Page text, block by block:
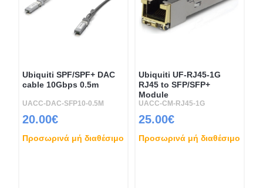
Ubiquiti SPF/SPF+ DAC
cable 10Gbps 0.5m
UACC-DAC-SFP10-0.5M
20.00€
Προσωρινά μή διαθέσιμο
Ubiquiti UF-RJ45-1G
RJ45 to SFP/SFP+
Module
UACC-CM-RJ45-1G
25.00€
Προσωρινά μή διαθέσιμο